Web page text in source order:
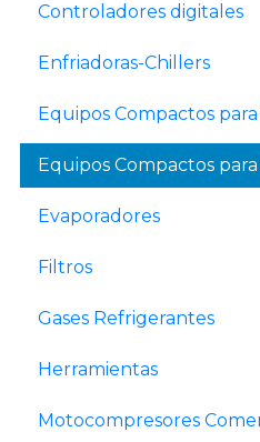
Controladores digitales
Enfriadoras-Chillers
Equipos Compactos
Equipos Compactos
Evaporadores
Filtros
Gases Refrigerantes
Herramientas
Motocompresores